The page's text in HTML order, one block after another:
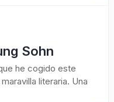
Sohn
he cogido este
literaria. Una